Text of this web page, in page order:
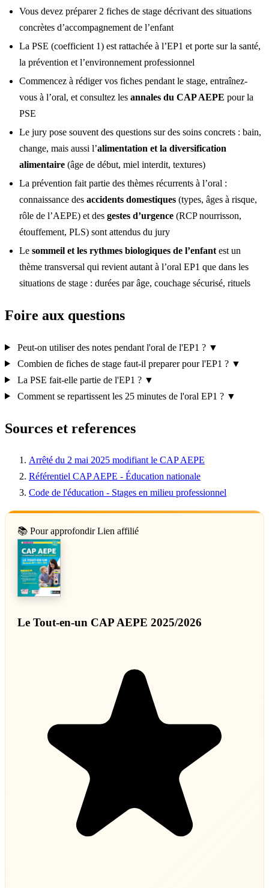
Vous devez préparer 2 fiches de stage décrivant des situations
concrètes d’accompagnement de l’enfant
La PSE (coefficient 1) est rattachée à l’EP1 et porte sur la santé,
la prévention et l’environnement professionnel
Commencez à rédiger vos fiches pendant le stage, entraînez-
vous à l’oral, et consultez les annales du CAP AEPE pour la
PSE
Le jury pose souvent des questions sur des soins concrets : bain,
change, mais aussi l’alimentation et la diversification
alimentaire (âge de début, miel interdit, textures)
La prévention fait partie des thèmes récurrents à l’oral :
connaissance des accidents domestiques (types, âges à risque,
rôle de l’AEPE) et des gestes d’urgence (RCP nourrisson,
étouffement, PLS) sont attendus du jury
Le sommeil et les rythmes biologiques de l’enfant est un
thème transversal qui revient autant à l’oral EP1 que dans les
situations de stage : durées par âge, couchage sécurisé, rituels
Foire aux questions
Peut-on utiliser des notes pendant l'oral de l'EP1 ? ▼
Combien de fiches de stage faut-il preparer pour l'EP1 ? ▼
La PSE fait-elle partie de l'EP1 ? ▼
Comment se repartissent les 25 minutes de l'oral EP1 ? ▼
Sources et references
Arrêté du 2 mai 2025 modifiant le CAP AEPE
Référentiel CAP AEPE - Éducation nationale
Code de l'éducation - Stages en milieu professionnel
📚 Pour approfondir Lien affilié
Le Tout-en-un CAP AEPE 2025/2026